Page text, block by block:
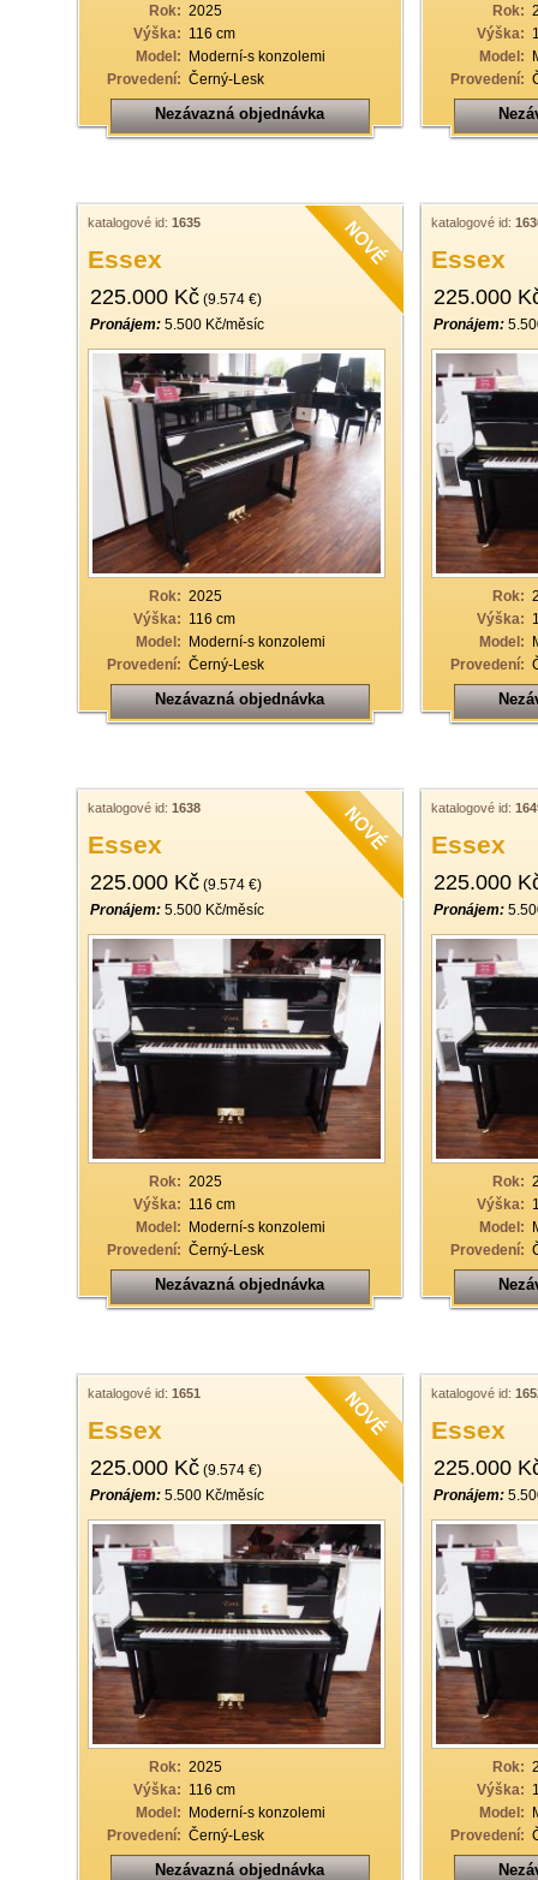
Rok: 2025
Výška: 116 cm
Model: Moderní-s konzolemi
Provedení: Černý-Lesk
Nezávazná objednávka
Rok:
Výška:
Model:
Provedení:
katalogové id: 1635
Essex
225.000 Kč (9.574 €)
Pronájem: 5.500 Kč/měsíc
Rok: 2025
Výška: 116 cm
Model: Moderní-s konzolemi
Provedení: Černý-Lesk
Nezávazná objednávka
katalogové id:
Essex
225.000
Pronájem:
Rok:
Výška:
Model:
Provedení:
katalogové id: 1638
Essex
225.000 Kč (9.574 €)
Pronájem: 5.500 Kč/měsíc
Rok: 2025
Výška: 116 cm
Model: Moderní-s konzolemi
Provedení: Černý-Lesk
Nezávazná objednávka
katalogové id:
Essex
225.000
Pronájem:
Rok:
Výška:
Model:
Provedení:
katalogové id: 1651
Essex
225.000 Kč (9.574 €)
Pronájem: 5.500 Kč/měsíc
Rok: 2025
Výška: 116 cm
Model: Moderní-s konzolemi
Provedení: Černý-Lesk
Nezávazná objednávka
katalogové id:
Essex
225.000
Pronájem:
Rok:
Výška:
Model:
Provedení: